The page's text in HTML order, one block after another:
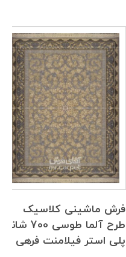
فرش ماشینی کلاسیک
طرح آلما طوسی 700 شانه
پلی استر فیلامنت فرهی